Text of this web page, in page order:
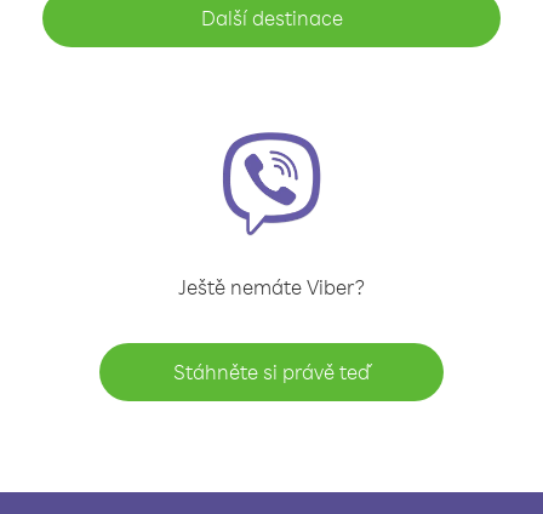
Další destinace
Ještě nemáte Viber?
Stáhněte si právě teď